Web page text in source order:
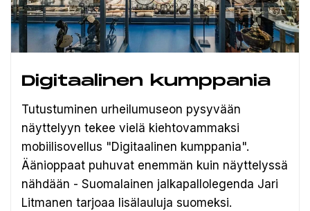
Digitaalinen kumppania
Tutustuminen urheilumuseon pysyvään
näyttelyyn tekee vielä kiehtovammaksi
mobiilisovellus "Digitaalinen kumppania".
Äänioppaat puhuvat enemmän kuin näyttelyssä
nähdään - Suomalainen jalkapallolegenda Jari
Litmanen tarjoaa lisälauluja suomeksi.